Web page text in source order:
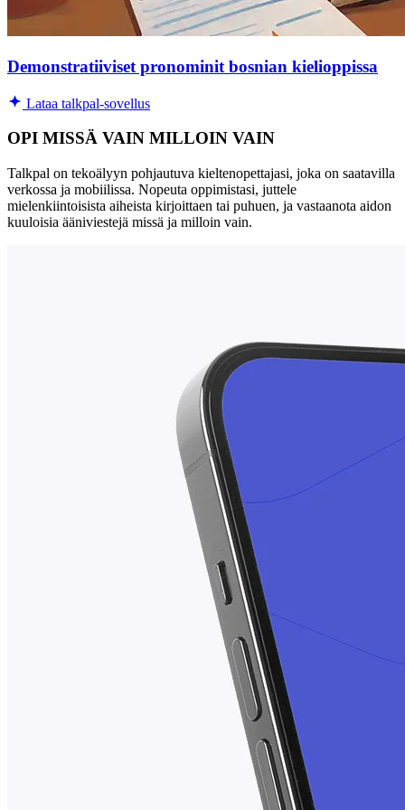
Demonstratiiviset pronominit bosnian kielioppissa
Lataa talkpal-sovellus
OPI MISSÄ VAIN MILLOIN VAIN
Talkpal on tekoälyyn pohjautuva kieltenopettajasi, joka on saatavilla
verkossa ja mobiilissa. Nopeuta oppimistasi, juttele
mielenkiintoisista aiheista kirjoittaen tai puhuen, ja vastaanota aidon
kuuloisia ääniviestejä missä ja milloin vain.